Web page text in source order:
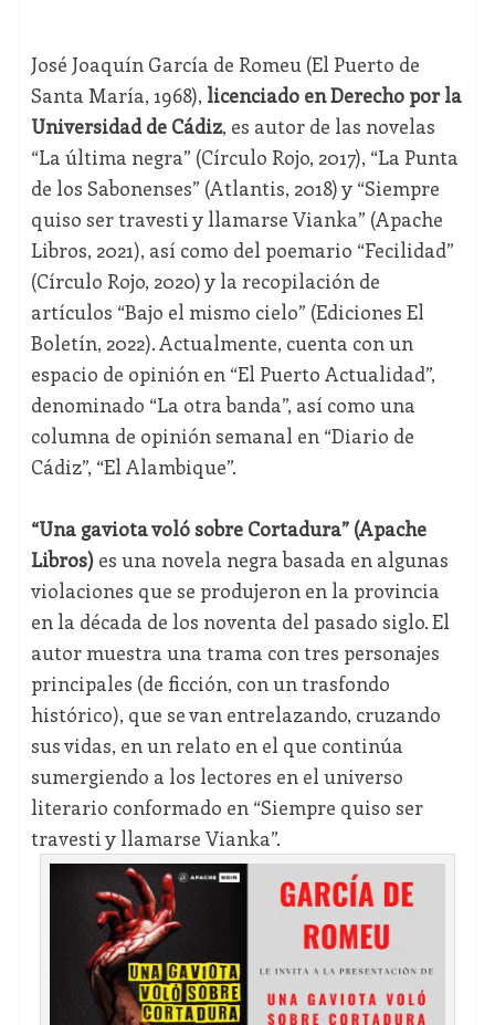
José Joaquín García de Romeu (El Puerto de
Santa María, 1968), licenciado en Derecho por la
Universidad de Cádiz, es autor de las novelas
“La última negra” (Círculo Rojo, 2017), “La Punta
de los Sabonenses” (Atlantis, 2018) y “Siempre
quiso ser travesti y llamarse Vianka” (Apache
Libros, 2021), así como del poemario “Fecilidad”
(Círculo Rojo, 2020) y la recopilación de
artículos “Bajo el mismo cielo” (Ediciones El
Boletín, 2022). Actualmente, cuenta con un
espacio de opinión en “El Puerto Actualidad”,
denominado “La otra banda”, así como una
columna de opinión semanal en “Diario de
Cádiz”, “El Alambique”.
“Una gaviota voló sobre Cortadura” (Apache
Libros)es una novela negra basada en algunas
violaciones que se produjeron en la provincia
en la década de los noventa del pasado siglo. El
autor muestra una trama con tres personajes
principales (de ficción, con un trasfondo
histórico), que se van entrelazando, cruzando
sus vidas, en un relato en el que continúa
sumergiendo a los lectores en el universo
literario conformado en “Siempre quiso ser
travesti y llamarse Vianka”.